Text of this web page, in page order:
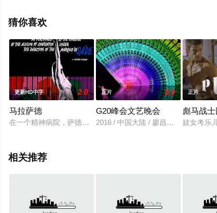
或剧情网等平台了解。
猜你喜欢
更新HD中字 2.0
马拉萨德
在一个精神病院，萨德侯爵排了一出关于让·保罗·马拉弥留之际
正片 5.0
G20峰会文艺晚会
2016 / 中国大陆 / 廖昌永,赵聪
正片
彪马战
妓女考乐
相关推荐